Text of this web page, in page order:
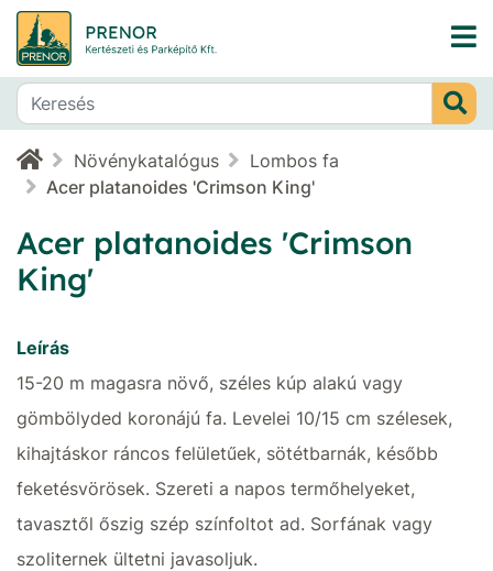
Növénykatalógus
Lombos fa
Acer platanoides 'Crimson King'
Acer platanoides 'Crimson
King'
Leírás
15-20 m magasra növő, széles kúp alakú vagy
gömbölyded koronájú fa. Levelei 10/15 cm szélesek,
kihajtáskor ráncos felületűek, sötétbarnák, később
feketésvörösek. Szereti a napos termőhelyeket,
tavasztől őszig szép színfoltot ad. Sorfának vagy
szoliternek ültetni javasoljuk.